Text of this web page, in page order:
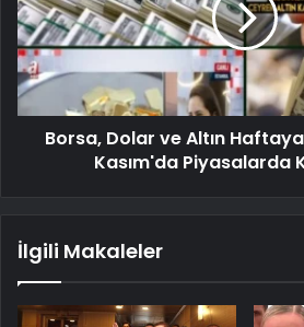
Borsa, Dolar ve Altın Haftaya
Kasım'da Piyasalarda
İlgili Makaleler